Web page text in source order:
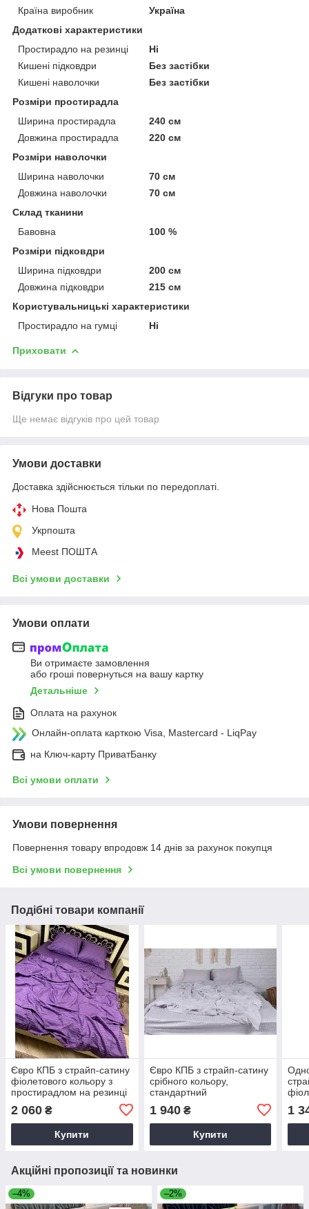
Країна виробник
Україна
Додаткові характеристики
Простирадло на резинці
Ні
Кишені підковдри
Без застібки
Кишені наволочки
Без застібки
Розміри простирадла
Ширина простирадла
240 см
Довжина простирадла
220 см
Розміри наволочки
Ширина наволочки
70 см
Довжина наволочки
70 см
Склад тканини
Бавовна
100 %
Розміри підковдри
Ширина підковдри
200 см
Довжина підковдри
215 см
Користувальницькі характеристики
Простирадло на гумці
Ні
Приховати
Відгуки про товар
Ще немає відгуків про цей товар
Умови доставки
Доставка здійснюється тільки по передоплаті.
Нова Пошта
Укрпошта
Meest ПОШТА
Всі умови доставки
Умови оплати
Ви отримаєте замовлення
або гроші повернуться на вашу картку
Детальніше
Оплата на рахунок
Онлайн-оплата карткою Visa, Mastercard - LiqPay
на Ключ-карту ПриватБанку
Всі умови оплати
Умови повернення
Повернення товару впродовж 14 днів за рахунок покупця
Всі умови повернення
Подібні товари компанії
Євро КПБ з страйп-сатину
фіолетового кольору з
простирадлом на резинці
2 060 ₴
Купити
Євро КПБ з страйп-сатину
срібного кольору,
стандартний
1 940₴
Купити
1
Акційні пропозиції та новинки
–4% –2%